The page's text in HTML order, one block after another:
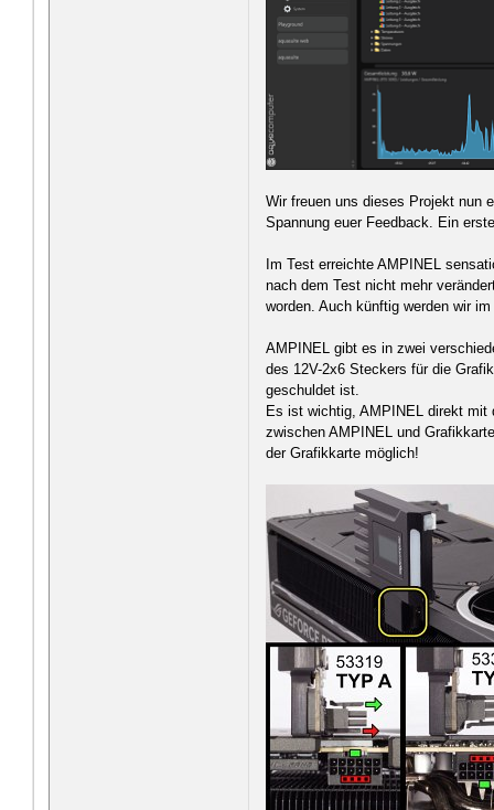
Wir freuen uns dieses Projekt nun
Spannung euer Feedback. Ein
Im Test erreichte AMPINEL
nach dem Test nicht mehr
worden. Auch künftig werden wir
AMPINEL gibt es in zwei
des 12V-2x6 Steckers für die
geschuldet ist.
Es ist wichtig, AMPINEL direkt mit
zwischen AMPINEL und
der Grafikkarte möglich!